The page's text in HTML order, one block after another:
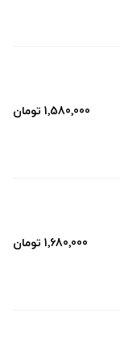
1٬580٬000 تومان
1٬680٬000 تومان